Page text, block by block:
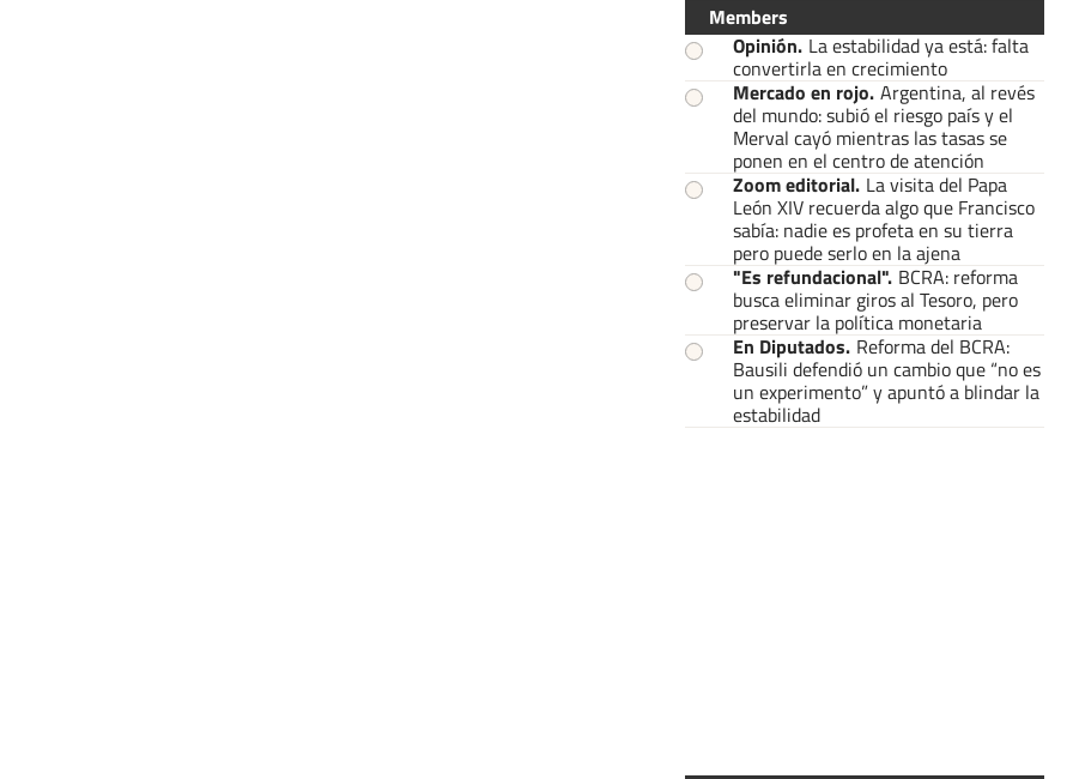
Members
Opinión. La estabilidad ya está: falta
convertirla en crecimiento
Mercado en rojo. Argentina, al revés
del mundo: subió el riesgo país y el
Merval cayó mientras las tasas se
ponen en el centro de atención
Zoom editorial. La visita del Papa
León XIV recuerda algo que Francisco
sabía: nadie es profeta en su tierra
pero puede serlo en la ajena
"Es refundacional". BCRA: reforma
busca eliminar giros al Tesoro, pero
preservar la política monetaria
En Diputados. Reforma del BCRA:
Bausili defendió un cambio que “no es
un experimento” y apuntó a blindar la
estabilidad